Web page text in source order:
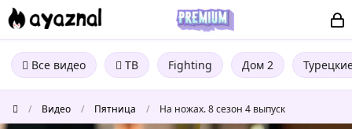
Все видео ТВ Fighting Дом 2
/ Видео / Пятница / На ножах. 8 сезон 4 выпуск